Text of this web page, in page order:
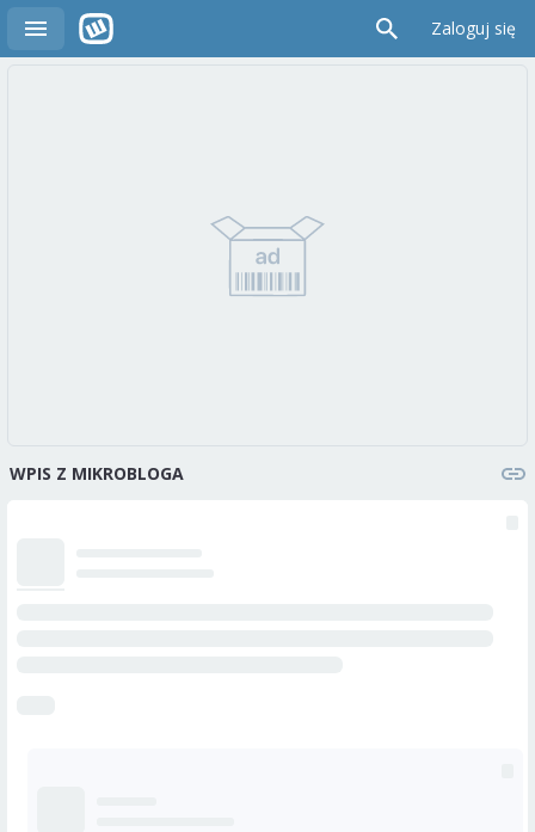
Zaloguj się
WPIS Z MIKROBLOGA